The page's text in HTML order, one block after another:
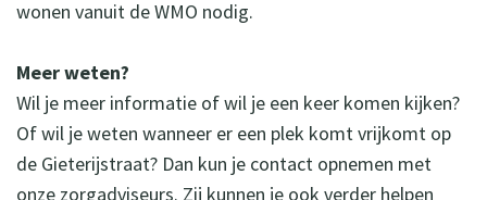
wonen vanuit de WMO nodig.
Meer weten?
Wil je meer informatie of wil je een keer komen kijken?
Of wil je weten wanneer er een plek komt vrijkomt op
de Gieterijstraat? Dan kun je contact opnemen met
onze zorgadviseurs. Zij kunnen je ook verder helpen